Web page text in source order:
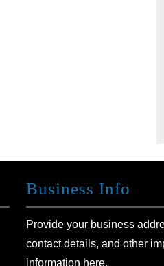
Business Info
Provide your business
contact details, and other
information here.